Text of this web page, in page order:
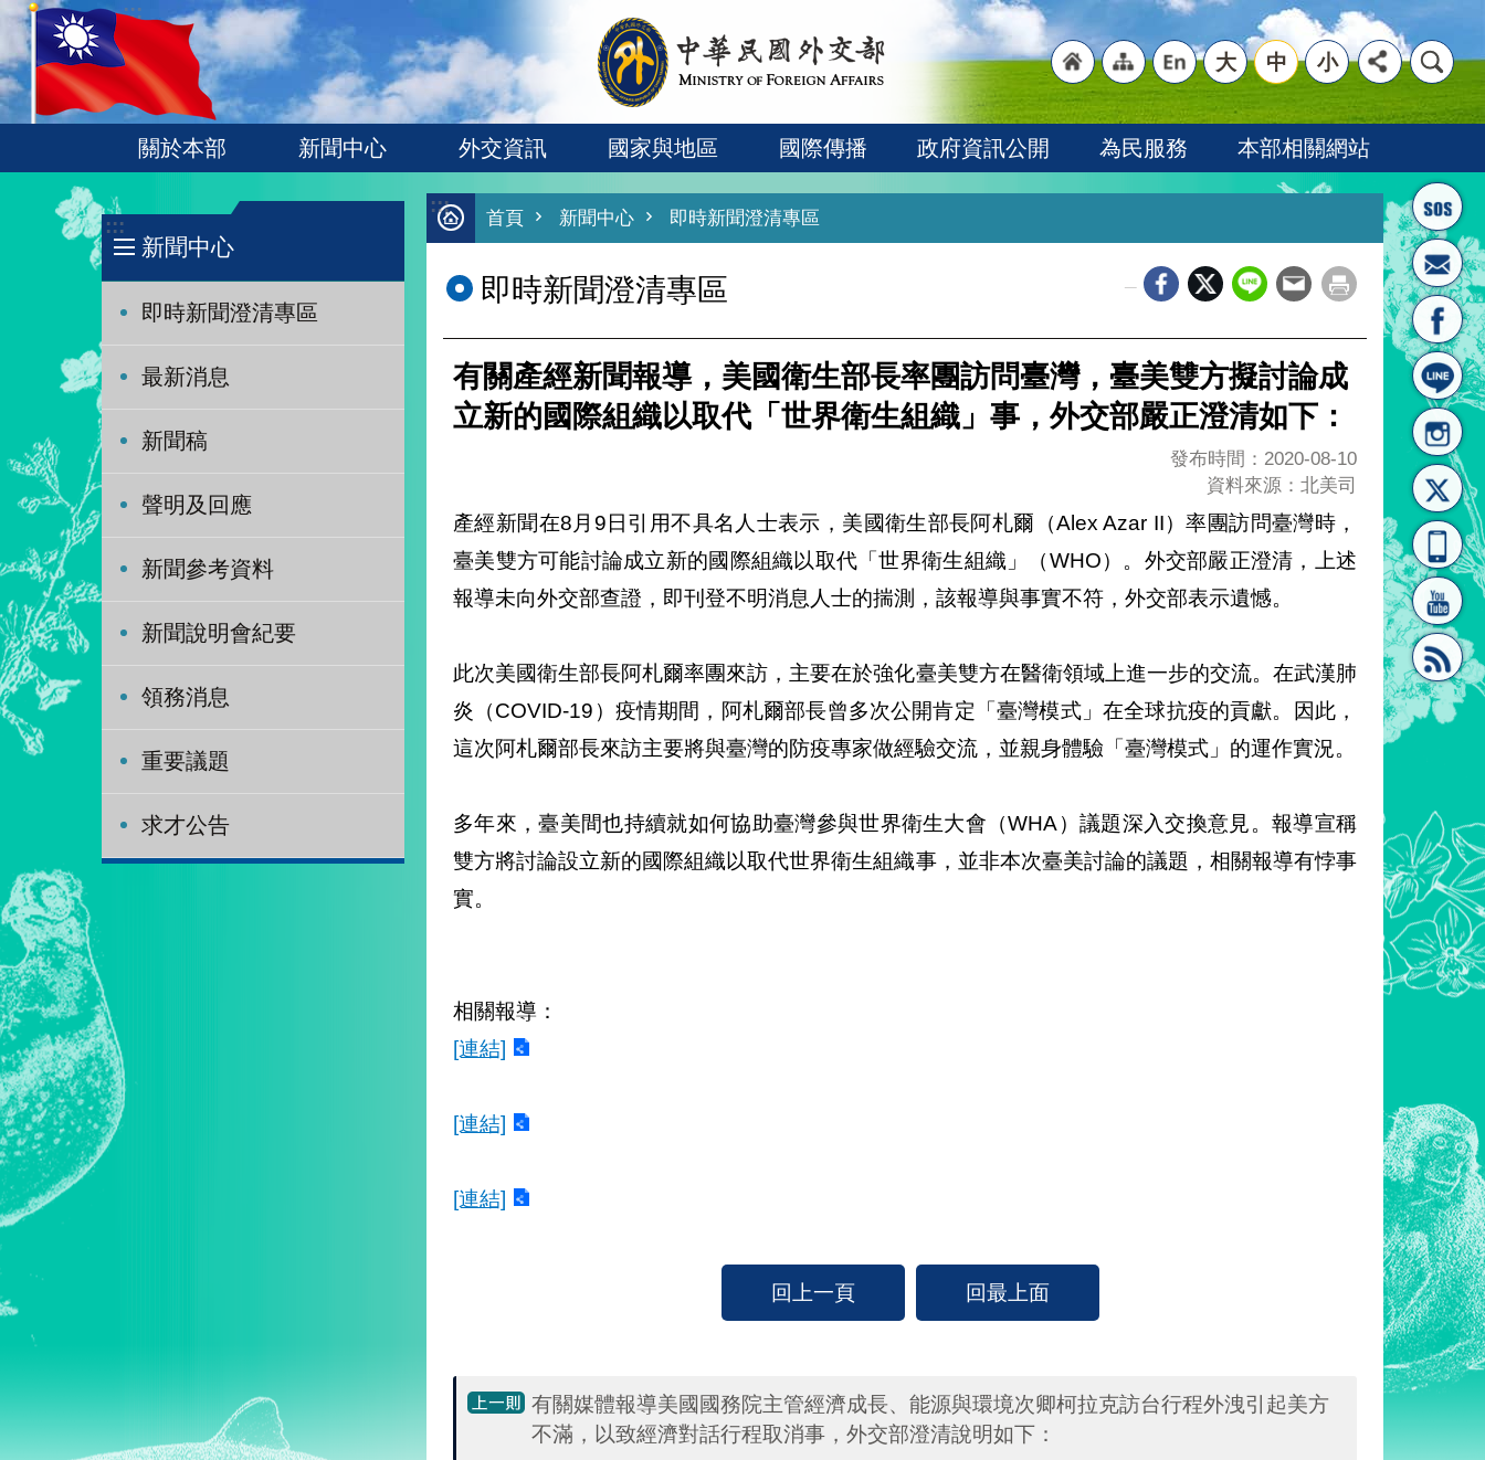
跳到主要內容區塊
:::
首頁
[連
結]"
"網
站導
覽
[連
"英
文語
系"
大 中 小
關於本部 新聞中心 外交資訊 國家與地區 國際傳播 政府資訊公開 為民服務 本部相關網站
:::
新聞中心
即時新聞澄清專區
最新消息
新聞稿
聲明及回應
新聞參考資料
新聞說明會紀要
領務消息
重要議題
求才公告
:::
首頁 新聞中心 即時新聞澄清專區
即時新聞澄清專區
有關產經新聞報導，美國衛生部長率團訪問臺灣，臺美雙方擬討論成
立新的國際組織以取代「世界衛生組織」事，外交部嚴正澄清如下：
發布時間：2020-08-10
資料來源：北美司
產經新聞在8月9日引用不具名人士表示，美國衛生部長阿札爾（Alex Azar II）率團訪問臺灣時，
臺美雙方可能討論成立新的國際組織以取代「世界衛生組織」（WHO）。外交部嚴正澄清，上述
報導未向外交部查證，即刊登不明消息人士的揣測，該報導與事實不符，外交部表示遺憾。
此次美國衛生部長阿札爾率團來訪，主要在於強化臺美雙方在醫衛領域上進一步的交流。在武漢肺
炎（COVID-19）疫情期間，阿札爾部長曾多次公開肯定「臺灣模式」在全球抗疫的貢獻。因此，
這次阿札爾部長來訪主要將與臺灣的防疫專家做經驗交流，並親身體驗「臺灣模式」的運作實況。
多年來，臺美間也持續就如何協助臺灣參與世界衛生大會（WHA）議題深入交換意見。報導宣稱
雙方將討論設立新的國際組織以取代世界衛生組織事，並非本次臺美討論的議題，相關報導有悖事
實。
相關報導：
[連結]
[連結]
[連結]
回上一頁 回最上面
有關媒體報導美國國務院主管經濟成長、能源與環境次卿柯拉克訪台行程外洩引起美方
不滿，以致經濟對話行程取消事，外交部澄清說明如下：